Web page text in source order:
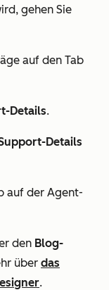
gehen Sie
auf den Tab
Details.
Details
auf der Agent-
den Blog-
über das
.